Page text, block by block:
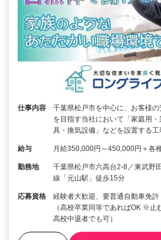
仕事内容
千葉県松戸市を中心に、お客様
を目指す当社において「家庭用
具・換気設備」などを設置する
給与 月給350,000円～450,000円＋各
勤務地
千葉県松戸市六高台2-8／東武野
線「元山駅」徒歩15分
応募資格
経験者大歓迎、要普通自動車免
（高校卒業同等であればOK ※止
高校中退者でも可）